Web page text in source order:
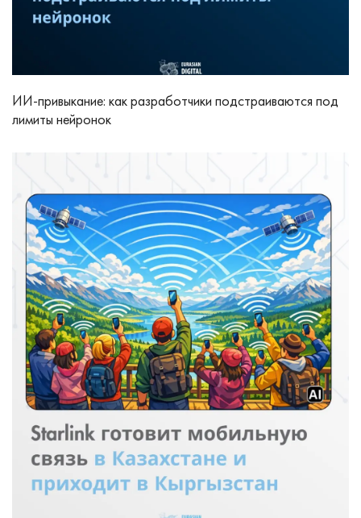
ИИ-привыкание: как разработчики подстраиваются под
лимиты нейронок